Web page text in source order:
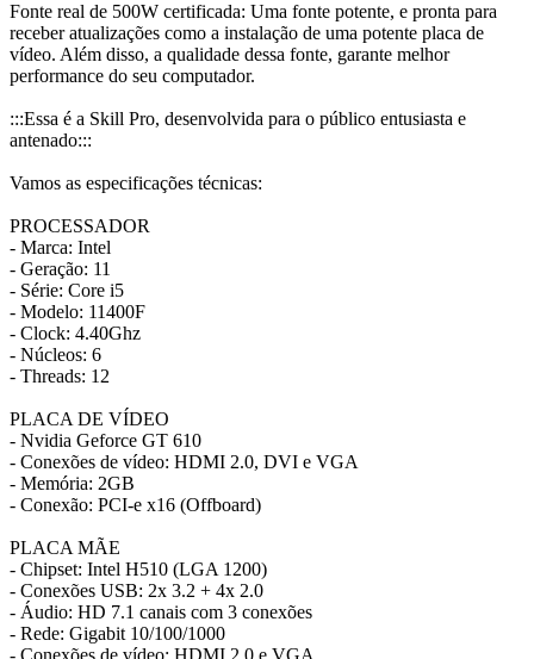
Fonte real de 500W certificada: Uma fonte potente, e pronta para
receber atualizações como a instalação de uma potente placa de
vídeo. Além disso, a qualidade dessa fonte, garante melhor
performance do seu computador.
:::Essa é a Skill Pro, desenvolvida para o público entusiasta e
antenado:::
Vamos as especificações técnicas:
PROCESSADOR
- Marca: Intel
- Geração: 11
- Série: Core i5
- Modelo: 11400F
- Clock: 4.40Ghz
- Núcleos: 6
- Threads: 12
PLACA DE VÍDEO
- Nvidia Geforce GT 610
- Conexões de vídeo: HDMI 2.0, DVI e VGA
- Memória: 2GB
- Conexão: PCI-e x16 (Offboard)
PLACA MÃE
- Chipset: Intel H510 (LGA 1200)
- Conexões USB: 2x 3.2 + 4x 2.0
- Áudio: HD 7.1 canais com 3 conexões
- Rede: Gigabit 10/100/1000
- Conexões de vídeo: HDMI 2.0 e VGA